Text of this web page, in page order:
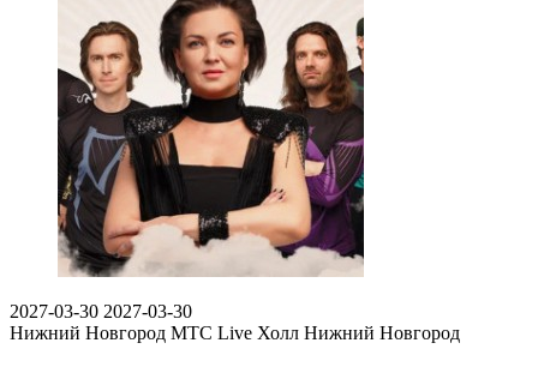
2027-03-30 2027-03-30
Нижний Новгород МТС Live Холл Нижний Новгород